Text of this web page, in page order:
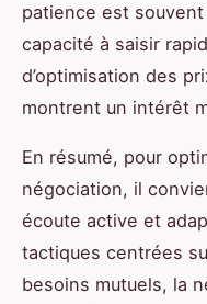
patience est
capacité à saisir
d’optimisation des
montrent un intérêt
En résumé, pour
négociation, il
écoute active et
tactiques centrées
besoins mutuels, la